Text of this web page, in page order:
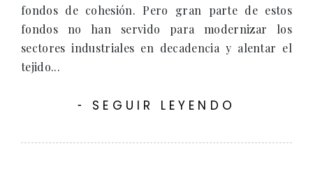
fondos de cohesión. Pero gran parte de estos
fondos no han servido para modernizar los
sectores industriales en decadencia y alentar el
tejido...
- SEGUIR LEYENDO